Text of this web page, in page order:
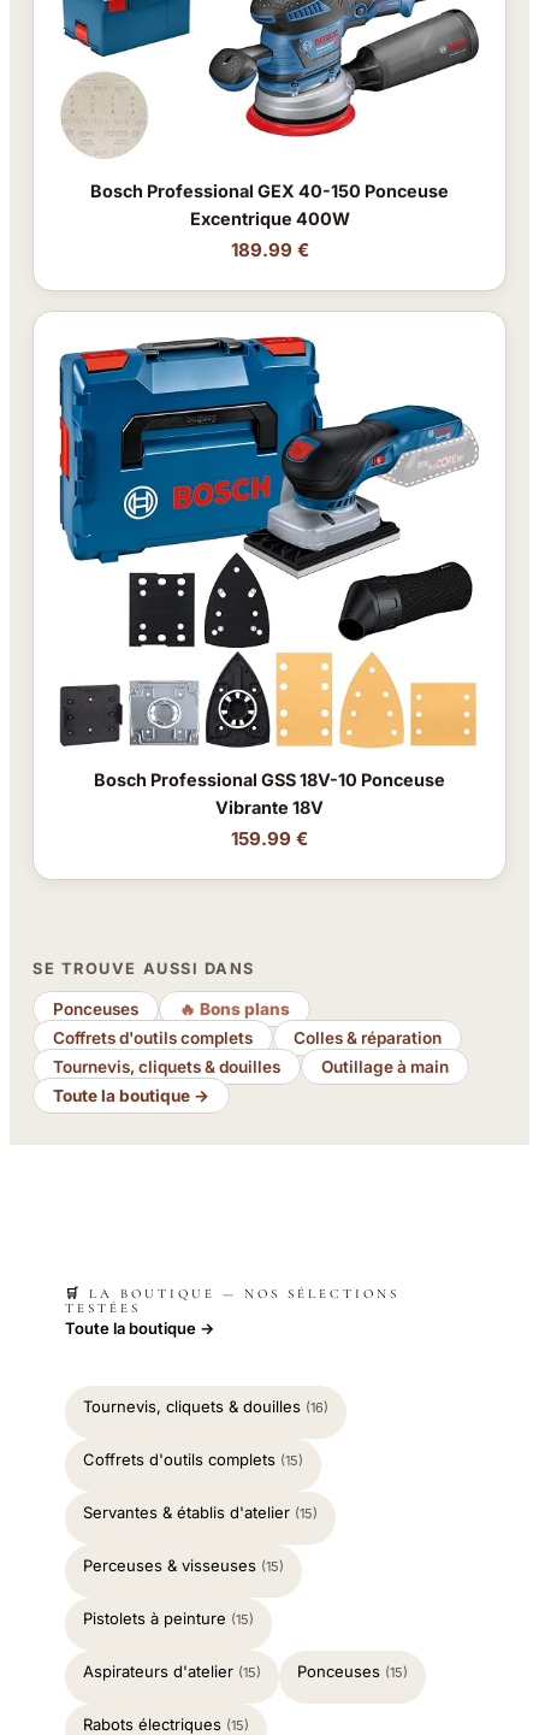
Bosch Professional GEX 40-150 Ponceuse
Excentrique 400W
189.99 €
Bosch Professional GSS 18V-10 Ponceuse
Vibrante 18V
159.99 €
SE TROUVE AUSSI DANS
Ponceuses
🔥 Bons plans
Coffrets d'outils complets
Colles & réparation
Tournevis, cliquets & douilles
Outillage à main
Toute la boutique →
🛒 LA BOUTIQUE — NOS SÉLECTIONS
TESTÉES
Toute la boutique →
Tournevis, cliquets & douilles (16)
Coffrets d'outils complets (15)
Servantes & établis d'atelier (15)
Perceuses & visseuses (15)
Pistolets à peinture (15)
Aspirateurs d'atelier (15) Ponceuses (15)
Rabots électriques (15)